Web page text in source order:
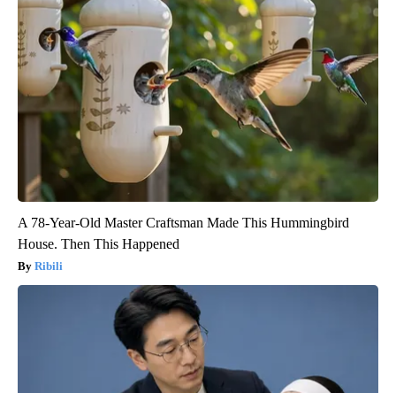
A 78-Year-Old Master Craftsman Made This Hummingbird
House. Then This Happened
Ribili